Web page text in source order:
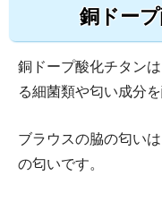
銅ドー
銅ドープ酸化チタン
る細菌類や匂い成分
ブラウスの脇の匂い
の匂いです。